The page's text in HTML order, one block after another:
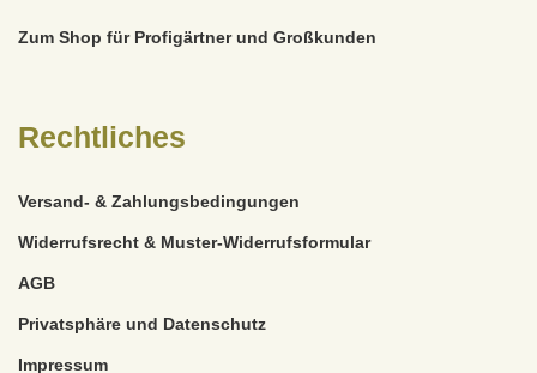
Zum Shop für Profigärtner und Großkunden
Rechtliches
Versand- & Zahlungsbedingungen
Widerrufsrecht & Muster-Widerrufsformular
AGB
Privatsphäre und Datenschutz
Impressum